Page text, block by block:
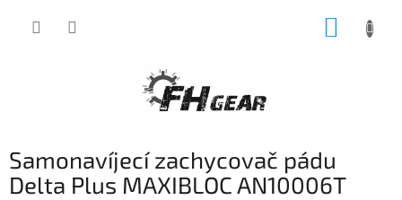
Samonavíjecí zachycovač pádu
Delta Plus MAXIBLOC AN10006T